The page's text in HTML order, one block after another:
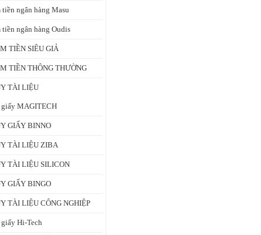
tiền ngân hàng Masu
tiền ngân hàng Oudis
TIỀN SIÊU GIẢ
TIỀN THÔNG THƯỜNG
TÀI LIỆU
MAGITECH
GIẤY BINNO
TÀI LIỆU ZIBA
TÀI LIỆU SILICON
GIẤY BINGO
TÀI LIỆU CÔNG NGHIỆP
Hi-Tech